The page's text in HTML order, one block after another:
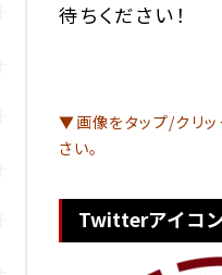
待ちください！
▼画像をタップ/クリッ
さい。
Twitterアイコ